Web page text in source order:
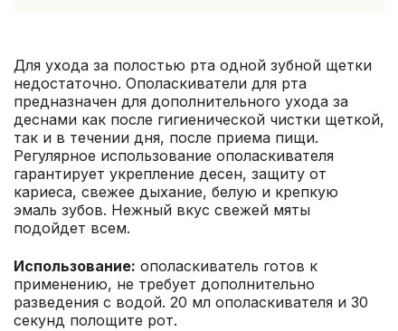
Для ухода за полостью рта одной зубной щетки
недостаточно. Ополаскиватели для рта
предназначен для дополнительного ухода за
деснами как после гигиенической чистки щеткой,
так и в течении дня, после приема пищи.
Регулярное использование ополаскивателя
гарантирует укрепление десен, защиту от
кариеса, свежее дыхание, белую и крепкую
эмаль зубов. Нежный вкус свежей мяты
подойдет всем.
Использование: ополаскиватель готов к
применению, не требует дополнительно
разведения с водой. 20 мл ополаскивателя и 30
секунд полощите рот.